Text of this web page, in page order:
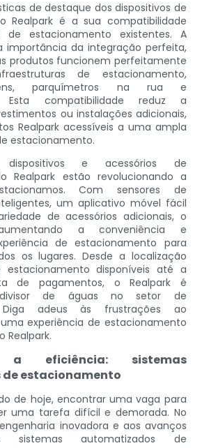
de destaque dos dispositivos de
Realpark é a sua compatibilidade
estacionamento existentes. A
importância da integração perfeita,
produtos funcionem perfeitamente
de estacionamento,
parquímetros na rua e
Esta compatibilidade reduz a
ou instalações adicionais,
Realpark acessíveis a uma ampla
estacionamento.
dispositivos e acessórios de
Realpark estão revolucionando a
Com sensores de
um aplicativo móvel fácil
de acessórios adicionais, o
a conveniência e
de estacionamento para
os lugares. Desde a localização
disponíveis até a
de pagamentos, o Realpark é
de águas no setor de
Diga adeus às frustrações ao
experiência de estacionamento
Realpark.
a eficiência: sistemas
estacionamento
de hoje, encontrar uma vaga para
uma tarefa difícil e demorada. No
inovadora e aos avanços
sistemas automatizados de